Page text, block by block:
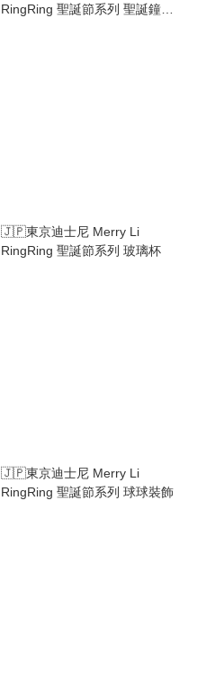
RingRing 聖誕節系列 聖誕鐘糖
🇯🇵東京迪士尼 Merry Li
RingRing 聖誕節系列 玻璃杯
🇯🇵東京迪士尼 Merry Li
RingRing 聖誕節系列 球球裝飾